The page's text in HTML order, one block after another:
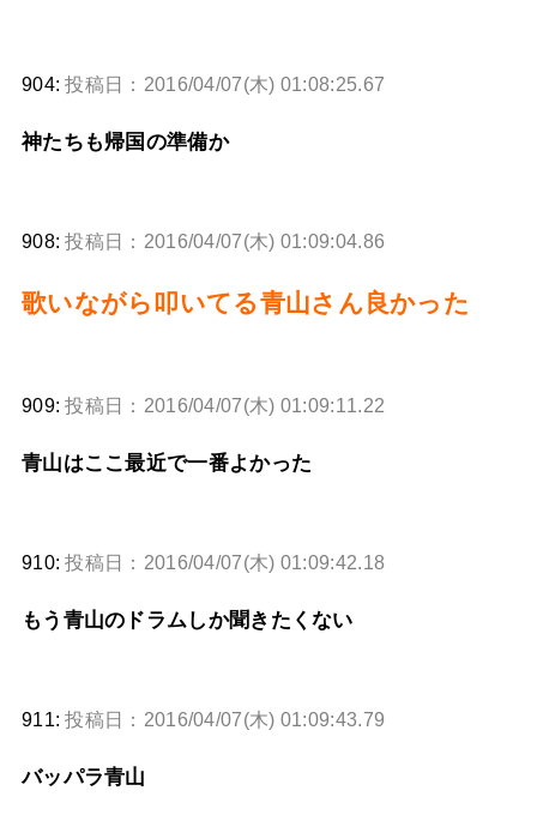
904:投稿日：2016/04/07(木) 01:08:25.67
神たちも帰国の準備か
908:投稿日：2016/04/07(木) 01:09:04.86
歌いながら叩いてる青山さん良かった
909:投稿日：2016/04/07(木) 01:09:11.22
青山はここ最近で一番よかった
910:投稿日：2016/04/07(木) 01:09:42.18
もう青山のドラムしか聞きたくない
911:投稿日：2016/04/07(木) 01:09:43.79
バッパラ青山